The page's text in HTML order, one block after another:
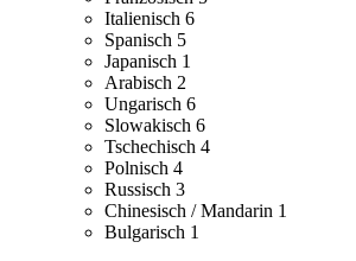
Italienisch 6
Spanisch 5
Japanisch 1
Arabisch 2
Ungarisch 6
Slowakisch 6
Tschechisch 4
Polnisch 4
Russisch 3
Chinesisch / Mandarin 1
Bulgarisch 1